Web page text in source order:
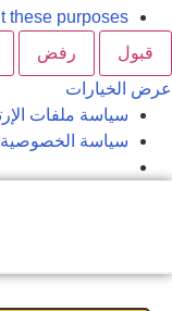
these purposes
قبول
رفض
الخيارات
سياسة ملفات
سياسة الخصوصية